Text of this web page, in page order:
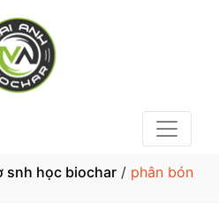
snh học biochar / phân bón